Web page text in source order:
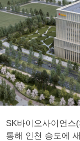
SK바이오사이언스
통해 인천 송도에